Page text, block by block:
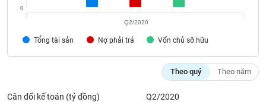
Tổng tài sản Nợ phải trả Vốn chủ sỡ hữu
0
Q2/2020
Theo quý Theo năm
Cân đối kế toán (tỷ đồng) Q2/2020
Đào